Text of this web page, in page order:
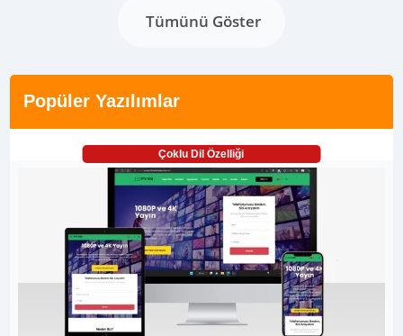
Tümünü Göster
Popüler Yazılımlar
Çoklu Dil Özelliği